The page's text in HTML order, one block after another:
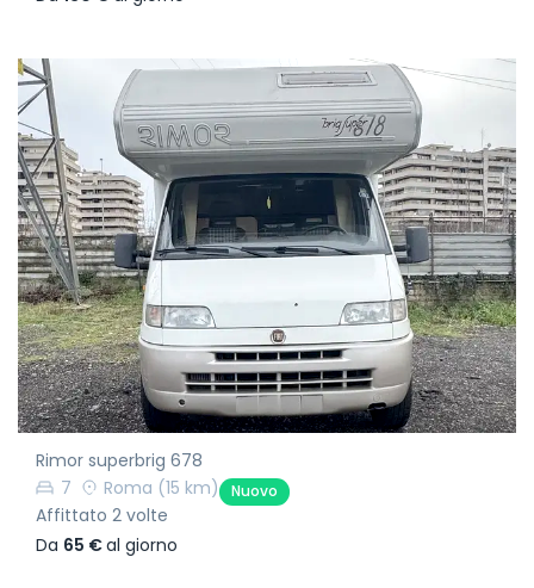
Rimor superbrig 678
7
Roma (15 km) Nuovo
Affittato 2 volte
Da 65 €al giorno